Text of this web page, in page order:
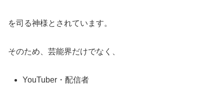
を司る神様とされています。
そのため、芸能界だけでなく、
YouTuber・配信者